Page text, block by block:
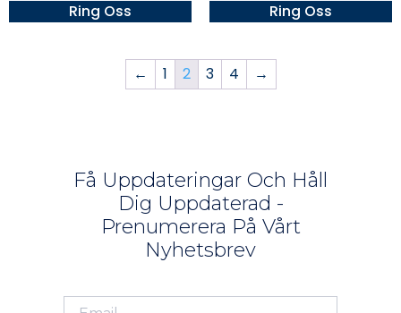
Ring Oss
Ring Oss
← 1 2 3 4 →
Få Uppdateringar Och Håll
Dig Uppdaterad -
Prenumerera På Vårt
Nyhetsbrev